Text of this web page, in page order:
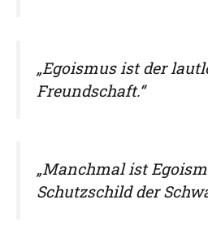
„Egoismus ist der
Freundschaft.“
„Manchmal ist
Schutzschild der